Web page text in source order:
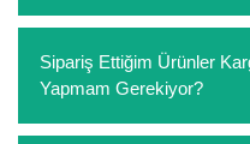
kargoyu biz karşılıyoruz.
kargo ücreti ödeme
paketlenip gönderim
Sipariş Ettiğim Ürünler
Yapmam Gerekiyor?